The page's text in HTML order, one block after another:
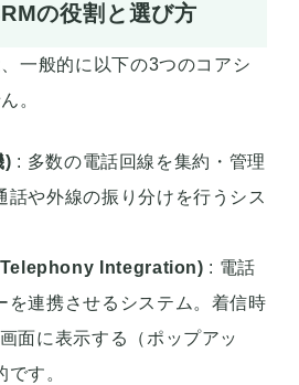
の役割と選び方
一般的に以下の3つのコアシ
。
) : 多数の電話回線を集約・管理
話や外線の振り分けを行うシス
Integration) : 電話
を連携させるシステム。着信時
面に表示する（ポップアッ
す。